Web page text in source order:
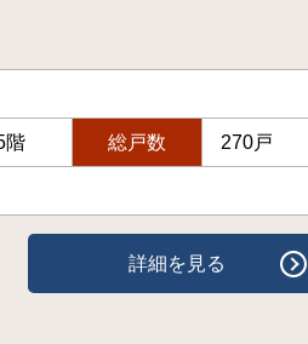
階 総戸数 270戸
詳細を見る